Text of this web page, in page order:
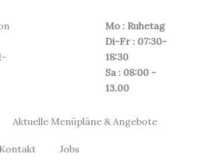
Mo : Ruhetag
Di-Fr : 07:30-
18:30
Sa : 08:00 -
13.00
Aktuelle Menüpläne & Angebote
Kontakt Jobs